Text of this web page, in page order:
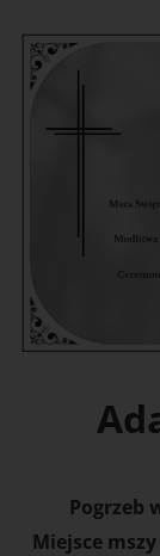
Pogrzeb
Miejsce